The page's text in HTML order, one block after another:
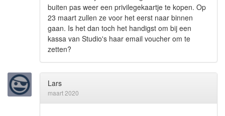
buiten pas weer een privilegekaartje te kopen. Op
23 maart zullen ze voor het eerst naar binnen
gaan. Is het dan toch het handigst om bij een
kassa van Studio's haar email voucher om te
zetten?
Lars
maart 2020